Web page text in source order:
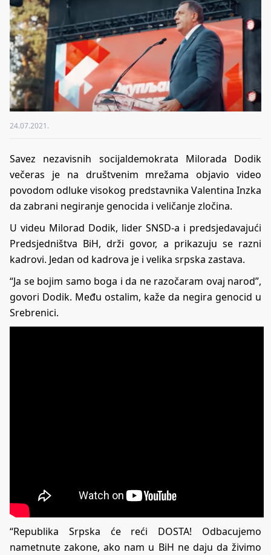
24.07.2021.
Savez nezavisnih socijaldemokrata Milorada Dodik
večeras je na društvenim mrežama objavio video
povodom odluke visokog predstavnika Valentina Inzka
da zabrani negiranje genocida i veličanje zločina.
U videu Milorad Dodik, lider SNSD-a i predsjedavajući
Predsjedništva BiH, drži govor, a prikazuju se razni
kadrovi. Jedan od kadrova je i velika srpska zastava.
“Ja se bojim samo boga i da ne razočaram ovaj narod”,
govori Dodik. Među ostalim, kaže da negira genocid u
Srebrenici.
“Republika Srpska će reći DOSTA! Odbacujemo
nametnute zakone, ako nam u BiH ne daju da živimo